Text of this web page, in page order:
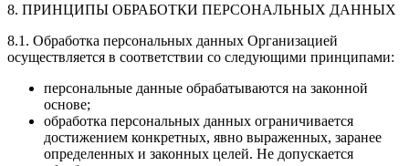
8. ПРИНЦИПЫ ОБРАБОТКИ ПЕРСОНАЛЬНЫХ ДАННЫХ
8.1. Обработка персональных данных Организацией
осуществляется в соответствии со следующими принципами:
персональные данные обрабатываются на законной
основе;
обработка персональных данных ограничивается
достижением конкретных, явно выраженных, заранее
определенных и законных целей. Не допускается